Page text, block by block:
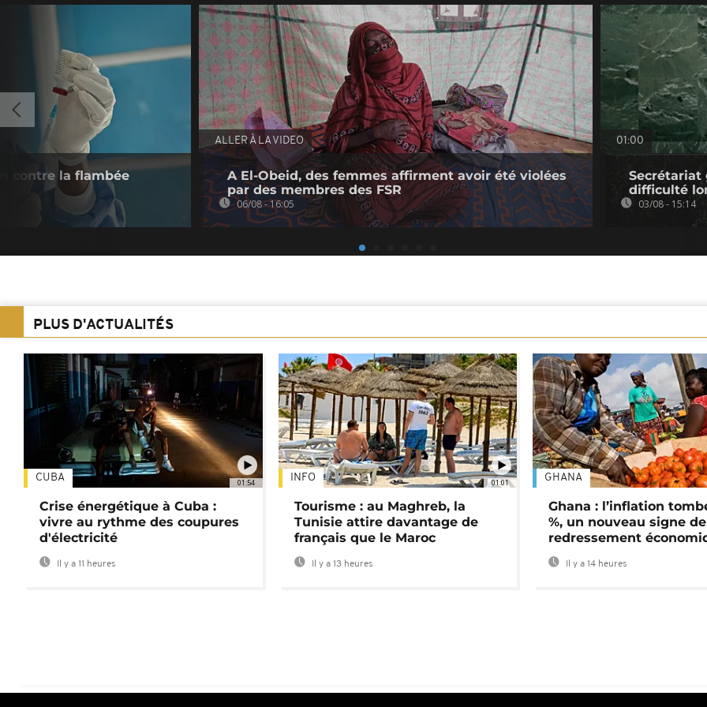
contre la flambée
ALLER À LA VIDEO
A El-Obeid, des femmes affirment avoir été violées
par des membres des FSR
06/08 - 16:05
01:00
Secrétariat
difficulté
03/08 - 15:14
PLUS D'ACTUALITÉS
01:54
CUBA
Crise énergétique à Cuba :
vivre au rythme des coupures
d'électricité
Il y a 11 heures
01:01
INFO
Tourisme : au Maghreb, la
Tunisie attire davantage de
français que le Maroc
Il y a 13 heures
GHANA
Ghana : l’inflation
%, un nouveau signe de
redressement
Il y a 14 heures